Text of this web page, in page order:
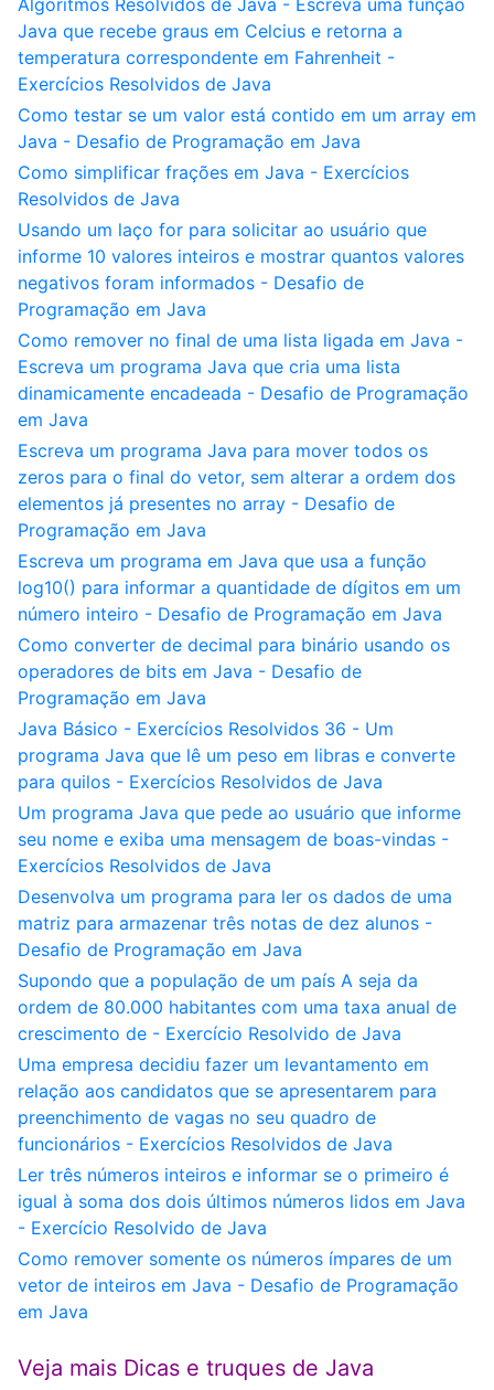
Algoritmos Resolvidos de Java - Escreva uma função
Java que recebe graus em Celcius e retorna a
temperatura correspondente em Fahrenheit -
Exercícios Resolvidos de Java
Como testar se um valor está contido em um array em
Java - Desafio de Programação em Java
Como simplificar frações em Java - Exercícios
Resolvidos de Java
Usando um laço for para solicitar ao usuário que
informe 10 valores inteiros e mostrar quantos valores
negativos foram informados - Desafio de
Programação em Java
Como remover no final de uma lista ligada em Java -
Escreva um programa Java que cria uma lista
dinamicamente encadeada - Desafio de Programação
em Java
Escreva um programa Java para mover todos os
zeros para o final do vetor, sem alterar a ordem dos
elementos já presentes no array - Desafio de
Programação em Java
Escreva um programa em Java que usa a função
log10() para informar a quantidade de dígitos em um
número inteiro - Desafio de Programação em Java
Como converter de decimal para binário usando os
operadores de bits em Java - Desafio de
Programação em Java
Java Básico - Exercícios Resolvidos 36 - Um
programa Java que lê um peso em libras e converte
para quilos - Exercícios Resolvidos de Java
Um programa Java que pede ao usuário que informe
seu nome e exiba uma mensagem de boas-vindas -
Exercícios Resolvidos de Java
Desenvolva um programa para ler os dados de uma
matriz para armazenar três notas de dez alunos -
Desafio de Programação em Java
Supondo que a população de um país A seja da
ordem de 80.000 habitantes com uma taxa anual de
crescimento de - Exercício Resolvido de Java
Uma empresa decidiu fazer um levantamento em
relação aos candidatos que se apresentarem para
preenchimento de vagas no seu quadro de
funcionários - Exercícios Resolvidos de Java
Ler três números inteiros e informar se o primeiro é
igual à soma dos dois últimos números lidos em Java
- Exercício Resolvido de Java
Como remover somente os números ímpares de um
vetor de inteiros em Java - Desafio de Programação
em Java
Veja mais Dicas e truques de Java